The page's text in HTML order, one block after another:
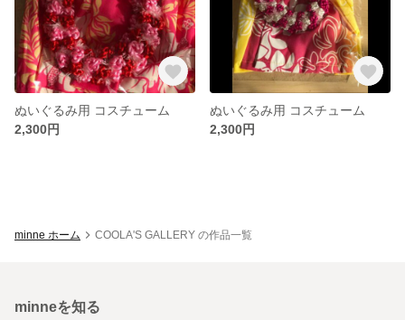
ぬいぐるみ用 コスチューム
2,300円
ぬいぐるみ用 コスチューム
2,300円
minne ホーム COOLA'S GALLERY の作品一覧
minneを知る